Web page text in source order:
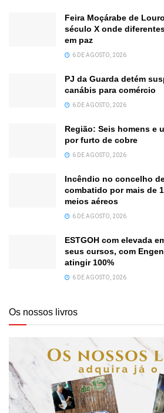
Feira Moçárabe de
século X onde
em paz
6 DE AGOSTO, 2026
PJ da Guarda detém
canábis para comércio
6 DE AGOSTO, 2026
Região: Seis homens e
por furto de cobre
6 DE AGOSTO, 2026
Incêndio no concelho
combatido por mais de
meios aéreos
6 DE AGOSTO, 2026
ESTGOH com elevada
seus cursos, com
atingir 100%
6 DE AGOSTO, 2026
Os nossos livros